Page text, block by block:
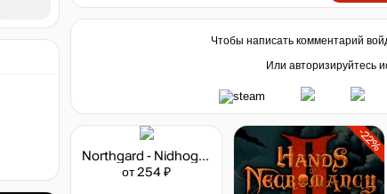
Чтобы написать комментарий
Или авторизируйтесь
Northgard - Nidhogg, Clan of the Dragon
от 254 ₽
-22%